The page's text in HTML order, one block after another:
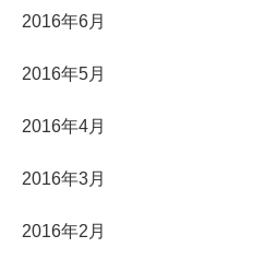
2016年6月
2016年5月
2016年4月
2016年3月
2016年2月